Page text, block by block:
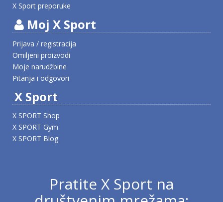
X Sport preporuke
Moj X Sport
Prijava / registracija
Omiljeni proizvodi
Moje narudžbine
Pitanja i odgovori
X Sport
X SPORT Shop
X SPORT Gym
X SPORT Blog
Pratite X Sport na